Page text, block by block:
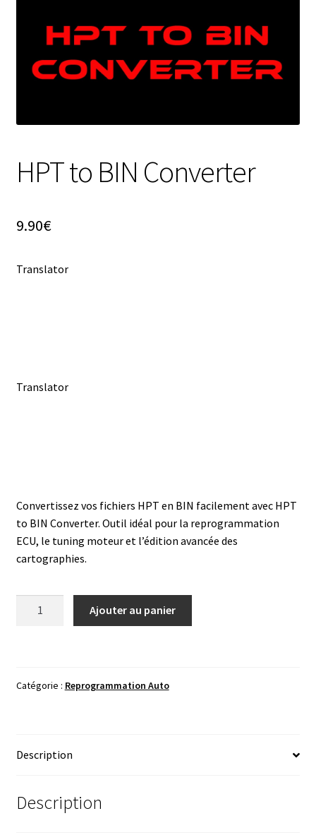
HPT to BIN Converter
9.90€
Translator
Translator
Convertissez vos fichiers HPT en BIN facilement avec HPT
to BIN Converter. Outil idéal pour la reprogrammation
ECU, le tuning moteur et l’édition avancée des
cartographies.
Converter
Ajouter au panier
Catégorie : Reprogrammation Auto
Description
Description